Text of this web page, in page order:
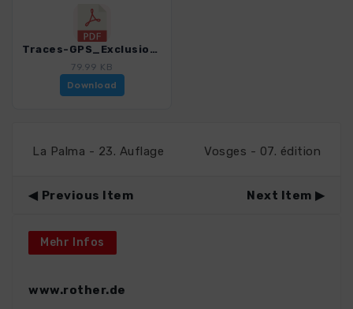
Traces-GPS_Exclusion_de_responsabilite_conditions_d_utilisation.pdf
79.99 KB
Download
La Palma - 23. Auflage Vosges - 07. édition
Previous Item Next Item
Mehr Infos
www.rother.de